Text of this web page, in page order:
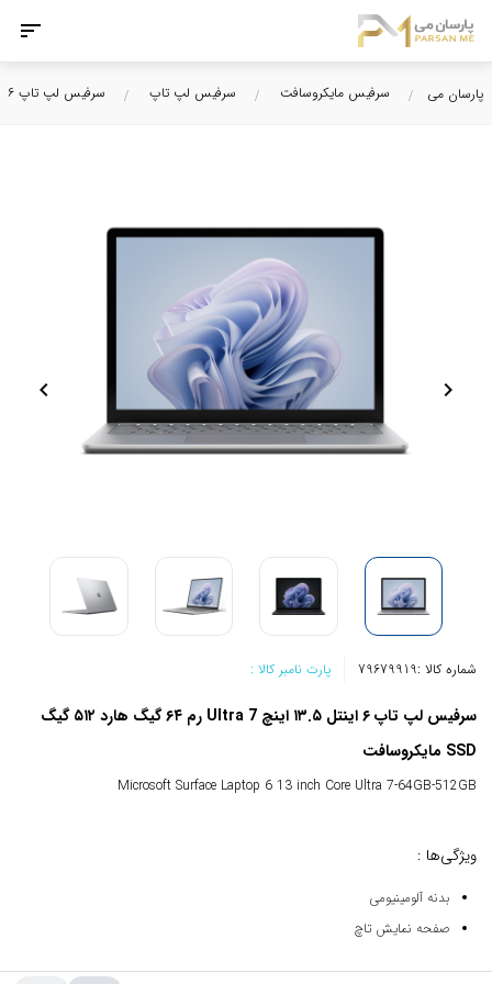
پارسان می سرفیس مایکروسافت سرفیس لپ تاپ سرفیس لپ تاپ ۶
chevron_right
chevron_left
شماره کالا :79679919 پارت نامبر کالا :
سرفیس لپ تاپ ۶ اینتل ۱۳.۵ اینچ Ultra 7 رم ۶۴ گیگ هارد ۵۱۲ گیگ
SSD مایکروسافت
Microsoft Surface Laptop 6 13 inch Core Ultra 7-64GB-512GB
ویژگی‌ها :
بدنه آلومینیومی
صفحه نمایش تاچ